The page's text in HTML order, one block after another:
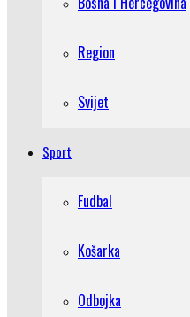
Region
Svijet
Sport
Fudbal
Košarka
Odbojka